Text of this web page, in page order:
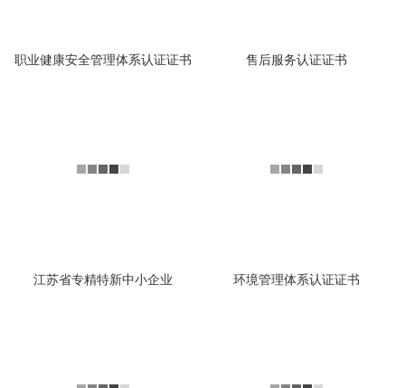
职业健康安全管理体系认证证书 售后服务认证证书
江苏省专精特新中小企业 环境管理体系认证证书